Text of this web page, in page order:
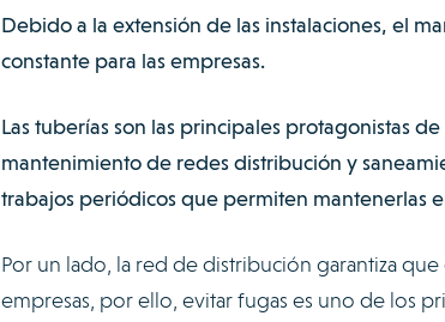
Debido a la extensión de las instalaciones, el
constante para las empresas.
Las tuberías son las principales protagonistas
mantenimiento de redes distribución y
trabajos periódicos que permiten mantenerlas
Por un lado, la red de distribución garantiza
empresas, por ello, evitar fugas es uno de los